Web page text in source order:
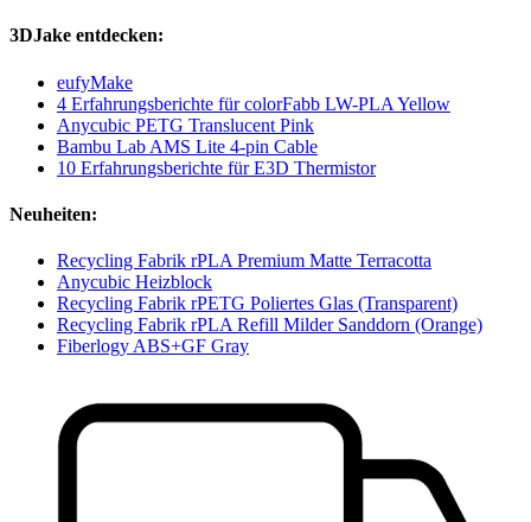
3DJake entdecken:
eufyMake
4 Erfahrungsberichte für colorFabb LW-PLA Yellow
Anycubic PETG Translucent Pink
Bambu Lab AMS Lite 4-pin Cable
10 Erfahrungsberichte für E3D Thermistor
Neuheiten:
Recycling Fabrik rPLA Premium Matte Terracotta
Anycubic Heizblock
Recycling Fabrik rPETG Poliertes Glas (Transparent)
Recycling Fabrik rPLA Refill Milder Sanddorn (Orange)
Fiberlogy ABS+GF Gray